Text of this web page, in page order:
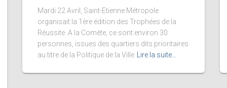
Mardi 22 Avril, Saint-Etienne Métropole
organisait la 1ère édition des Trophées de la
Réussite. A la Comète, ce sont environ 30
personnes, issues des quartiers dits prioritaires
au titre de la Politique de la Ville
Lire la suite…